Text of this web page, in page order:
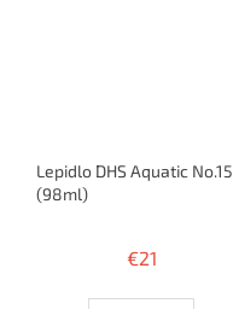
Lepidlo DHS Aquatic No.15
(98ml)
€21